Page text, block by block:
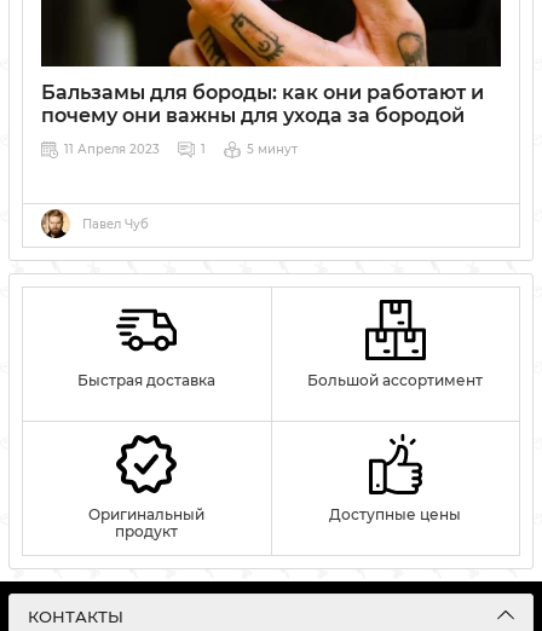
Бальзамы для бороды: как они работают и
почему они важны для ухода за бородой
11 Апреля 2023 1 5 минут
Павел Чуб
Быстрая доставка Большой ассортимент
Оригинальный
продукт
Доступные цены
КОНТАКТЫ